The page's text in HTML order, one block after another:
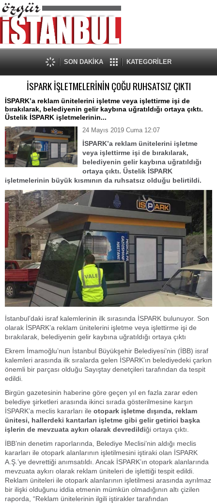
SON DAKİKA KATEGORİLER
İSPARK İŞLETMELERİNİN ÇOĞU RUHSATSIZ ÇIKTI
İSPARK’a reklam ünitelerini işletme veya işlettirme işi de
bırakılarak, belediyenin gelir kaybına uğratıldığı ortaya çıktı.
Üstelik İSPARK işletmelerinin...
24 Mayıs 2019 Cuma 12:07
İSPARK’a reklam ünitelerini işletme
veya işlettirme işi de bırakılarak,
belediyenin gelir kaybına uğratıldığı
ortaya çıktı. Üstelik İSPARK
işletmelerinin büyük kısmının da ruhsatsız olduğu belirtildi.
İstanbul’daki israf kalemlerinin ilk sırasında İSPARK bulunuyor. Son
olarak İSPARK’a reklam ünitelerini işletme veya işlettirme işi de
bırakılarak, belediyenin gelir kaybına uğratıldığı ortaya çıktı
Ekrem İmamoğlu’nun İstanbul Büyükşehir Belediyesi’nin (İBB) israf
kalemleri arasında ilk sıralarda gelen İSPARK’ın belediyedeki çarkın
önemli bir parçası olduğu Sayıştay denetçileri tarafından da tespit
edildi.
Birgün gazetesinin haberine göre geçen yıl en fazla zarar eden
belediye şirketleri arasında ikinci sırada gösterilmesine karşın
İSPARK’a meclis kararları ile otopark işletme dışında, reklam
ünitesi, hallerdeki kantarları işletme gibi gelir getirici başka
işlerin de mevzuata aykırı olarak devredildiği ortaya çıktı.
İBB’nin denetim raporlarında, Belediye Meclisi’nin aldığı meclis
kararları ile otopark alanlarının işletilmesini iştiraki olan İSPARK
A.Ş.’ye devrettiği anımsatıldı. Ancak İSPARK’ın otopark alanlarında
mevzuata aykırı olarak reklam üniteleri de işlettiği tespit edildi.
Reklam üniteleri ile otopark alanlarının işletilmesi arasında ayrılmaz
bir ilişki olduğunu iddia etmenin mümkün olmadığının altı çizilen
raporda, “Reklam ünitelerinin ilgili iştirakler tarafından